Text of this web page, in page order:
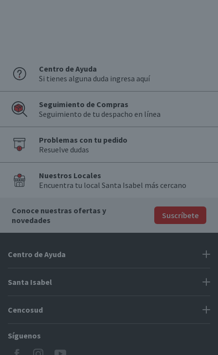
Centro de Ayuda
Si tienes alguna duda ingresa aquí
Seguimiento de Compras
Seguimiento de tu despacho en línea
Problemas con tu pedido
Resuelve dudas
Nuestros Locales
Encuentra tu local Santa Isabel más cercano
Conoce nuestras ofertas y
novedades
Suscríbete
Centro de Ayuda
Problemas con tu pedido
Cómo modificar mis datos
Modos de entrega y cobertura
Locales Santa Isabel
Santa Isabel
Proveedores
Cencosud
Paris
Síguenos